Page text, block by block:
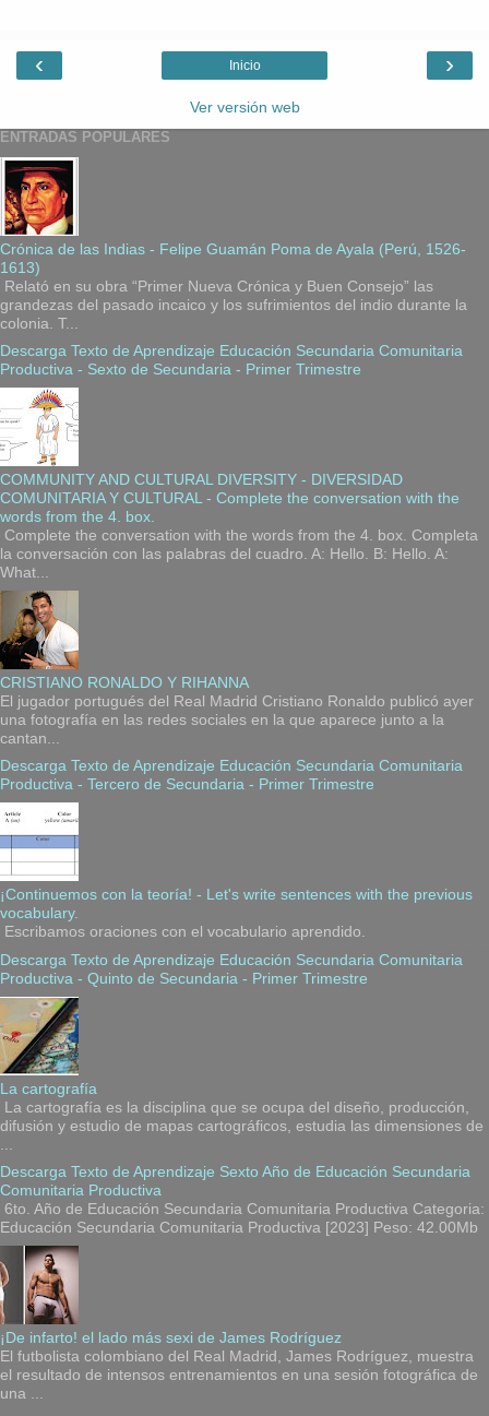
‹ ›
Inicio
Ver versión web
ENTRADAS POPULARES
Crónica de las Indias - Felipe Guamán Poma de Ayala (Perú, 1526-
1613)
Relató en su obra “Primer Nueva Crónica y Buen Consejo” las
grandezas del pasado incaico y los sufrimientos del indio durante la
colonia. T...
Descarga Texto de Aprendizaje Educación Secundaria Comunitaria
Productiva - Sexto de Secundaria - Primer Trimestre
COMMUNITY AND CULTURAL DIVERSITY - DIVERSIDAD
COMUNITARIA Y CULTURAL - Complete the conversation with the
words from the 4. box.
Complete the conversation with the words from the 4. box. Completa
la conversación con las palabras del cuadro. A: Hello. B: Hello. A:
What...
CRISTIANO RONALDO Y RIHANNA
El jugador portugués del Real Madrid Cristiano Ronaldo publicó ayer
una fotografía en las redes sociales en la que aparece junto a la
cantan...
Descarga Texto de Aprendizaje Educación Secundaria Comunitaria
Productiva - Tercero de Secundaria - Primer Trimestre
¡Continuemos con la teoría! - Let's write sentences with the previous
vocabulary.
Escribamos oraciones con el vocabulario aprendido.
Descarga Texto de Aprendizaje Educación Secundaria Comunitaria
Productiva - Quinto de Secundaria - Primer Trimestre
La cartografía
La cartografía es la disciplina que se ocupa del diseño, producción,
difusión y estudio de mapas cartográficos, estudia las dimensiones de
Descarga Texto de Aprendizaje Sexto Año de Educación Secundaria
Comunitaria Productiva
6to. Año de Educación Secundaria Comunitaria Productiva Categoria:
Educación Secundaria Comunitaria Productiva [2023] Peso: 42.00Mb
¡De infarto! el lado más sexi de James Rodríguez
El futbolista colombiano del Real Madrid, James Rodríguez, muestra
el resultado de intensos entrenamientos en una sesión fotográfica de
una ...